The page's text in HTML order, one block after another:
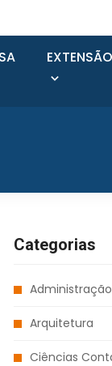
EXTENSÃO
Categorias
Administração
Arquitetura
Ciências